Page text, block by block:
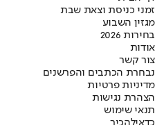
זמני כניסת וצאת שבת
מגזין השבוע
בחירות 2026
אודות
צור קשר
נבחרת הכתבים והפרשנים
מדיניות פרטיות
הצהרת נגישות
תנאי שימוש